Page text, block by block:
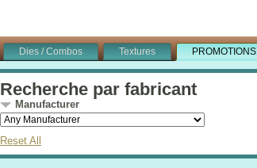
Dies / Combos Textures PROMOTIONS
Recherche par fabricant
Manufacturer
Reset All